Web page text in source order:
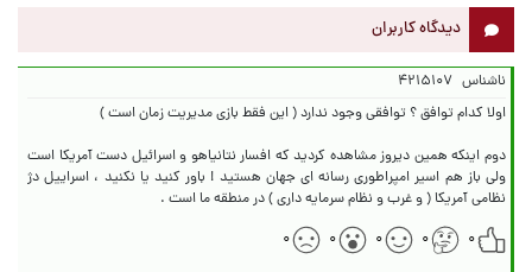
دیدگاه کاربران
ناشناس ۴۲۱۵۱۰۷
دوم اینکه همین دیروز مشاهده کردید که افسار نتانیاهو و اسرائیل دست آمریکا است
ولی باز هم اسیر امپراطوری رسانه ای جهان هستید ! باور کنید یا نکنید ، اسراییل دژ
نظامی آمریکا ( و غرب و نظام سرمایه داری ) در منطقه ما است .
۰
۰ ۰ ۰ ۰